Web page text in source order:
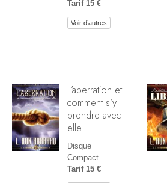
Tarif 15 €
Voir d’autres
L’aberration et
comment s’y
prendre avec
elle
Disque
Compact
Tarif 15 €